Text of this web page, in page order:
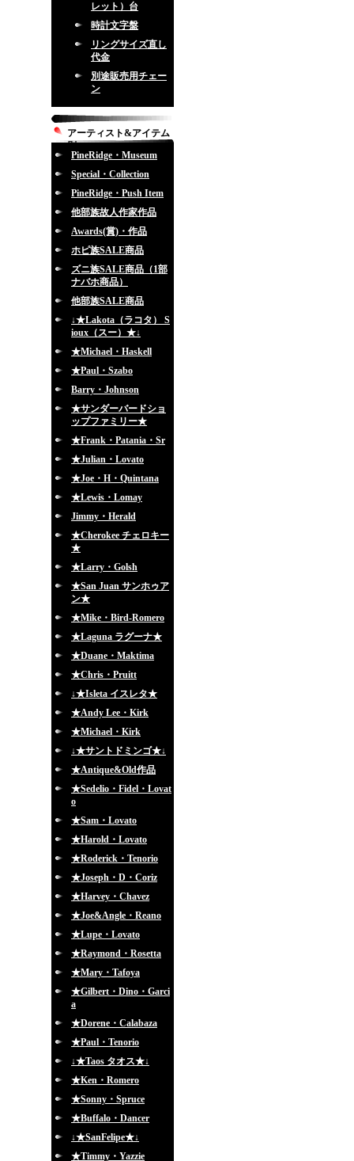
レット）台
時計文字盤
リングサイズ直し
代金
別途販売用チェー
ン
アーティスト&アイテム
別
PineRidge・Museum
Special・Collection
PineRidge・Push Item
他部族故人作家作品
Awards(賞)・作品
ホピ族SALE商品
ズニ族SALE商品（1部
ナバホ商品）
他部族SALE商品
↓★Lakota（ラコタ） S
ioux（スー）★↓
★Michael・Haskell
★Paul・Szabo
Barry・Johnson
★サンダーバードショ
ップファミリー★
★Frank・Patania・Sr
★Julian・Lovato
★Joe・H・Quintana
★Lewis・Lomay
Jimmy・Herald
★Cherokee チェロキー
★
★Larry・Golsh
★San Juan サンホゥア
ン★
★Mike・Bird-Romero
★Laguna ラグーナ★
★Duane・Maktima
★Chris・Pruitt
↓★Isleta イスレタ★
★Andy Lee・Kirk
★Michael・Kirk
↓★サントドミンゴ★↓
★Antique&Old作品
★Sedelio・Fidel・Lovat
o
★Sam・Lovato
★Harold・Lovato
★Roderick・Tenorio
★Joseph・D・Coriz
★Harvey・Chavez
★Joe&Angle・Reano
★Lupe・Lovato
★Raymond・Rosetta
★Mary・Tafoya
★Gilbert・Dino・Garci
a
★Dorene・Calabaza
★Paul・Tenorio
↓★Taos タオス★↓
★Ken・Romero
★Sonny・Spruce
★Buffalo・Dancer
↓★SanFelipe★↓
★Timmy・Yazzie